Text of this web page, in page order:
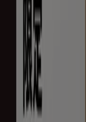
新規
チャーリー